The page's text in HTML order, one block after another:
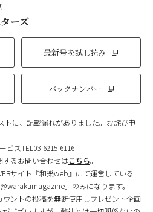
ーズ
最新号を試し読み
バックナンバー
トに、記載漏れがありました。お詫び申
ビスTEL03-6215-6116
るお問い合わせはこちら。
サイト『和樂web』にて運営している
」のみになります。
ントの投稿を無断使用しプレゼント企画